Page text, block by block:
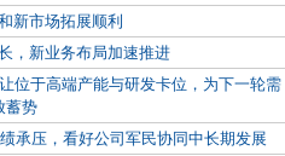
新市场拓展顺利
，新业务布局加速推进
位于高端产能与研发卡位，为下一轮需
蓄势
承压，看好公司军民协同中长期发展